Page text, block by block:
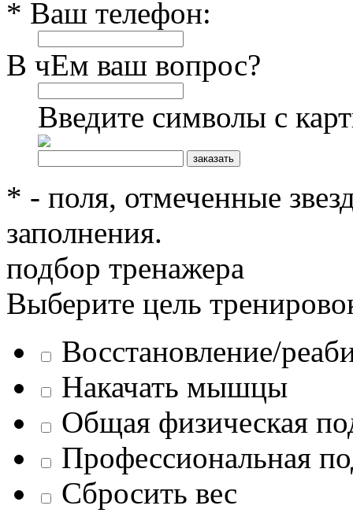
* Ваш телефон:
В чЕм ваш вопрос?
Введите символы с
* - поля, отмеченные
заполнения.
подбор тренажера
Выберите цель
Восстановление/
Накачать мышцы
Общая физическая
Профессиональная
Сбросить вес